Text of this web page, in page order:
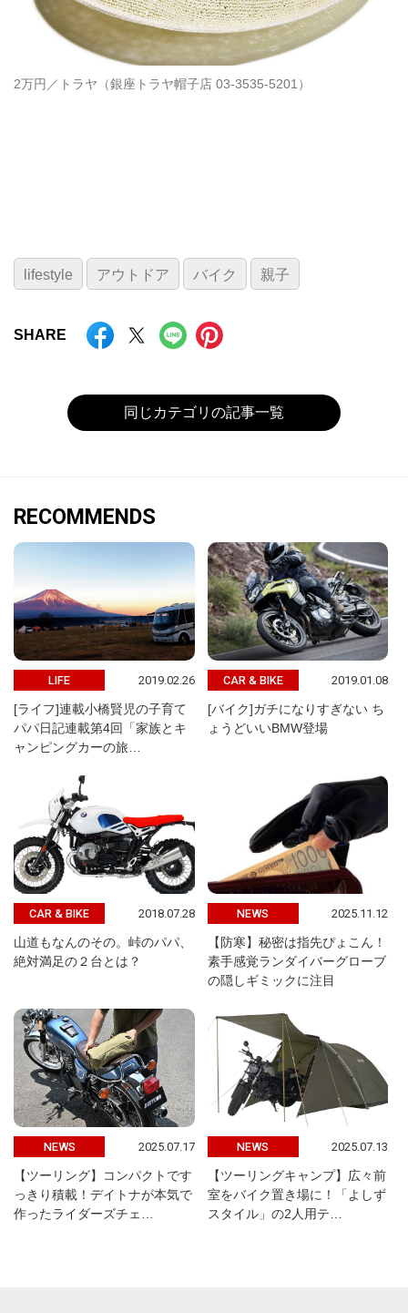
2万円／トラヤ（銀座トラヤ帽子店 03-3535-5201）
lifestyle アウトドア バイク 親子
SHARE
同じカテゴリの記事一覧
RECOMMENDS
LIFE 2019.02.26
[ライフ]連載小橋賢児の子育て
パパ日記連載第4回「家族とキ
ャンピングカーの旅…
CAR & BIKE 2019.01.08
[バイク]ガチになりすぎない ち
ょうどいいBMW登場
CAR & BIKE 2018.07.28
山道もなんのその。峠のパパ、
絶対満足の２台とは？
NEWS 2025.11.12
【防寒】秘密は指先ぴょこん！
素手感覚ランダイバーグローブ
の隠しギミックに注目
NEWS 2025.07.17
【ツーリング】コンパクトです
っきり積載！デイトナが本気で
作ったライダーズチェ…
NEWS 2025.07.13
【ツーリングキャンプ】広々前
室をバイク置き場に！「よしず
スタイル」の2人用テ…